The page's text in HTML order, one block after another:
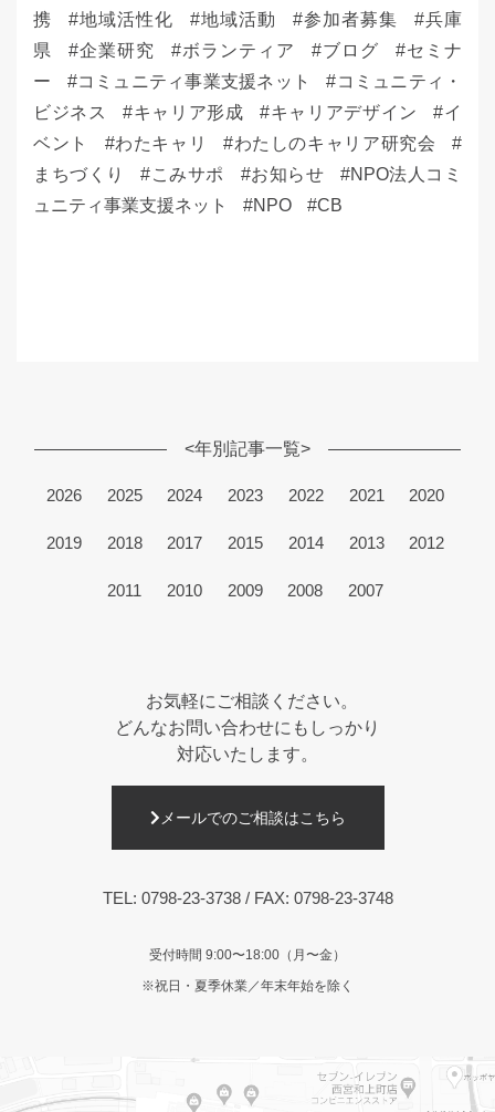
携
地域活性化 地域活動 参加者募集
兵庫
県
企業研究 ボランティア ブログ
セミナ
ー
コミュニティ事業支援ネット
コミュニティ・
ビジネス
キャリア形成 キャリアデザイン
イ
ベント
わたキャリ
わたしのキャリア研究会
まちづくり
こみサポ お知らせ
NPO法人コミ
ュニティ事業支援ネット
NPO CB
<年別記事一覧>
2026 2025 2024 2023 2022 2021 2020
2019 2018 2017 2015 2014 2013 2012
2011 2010 2009 2008 2007
お気軽にご相談ください。
どんなお問い合わせにもしっかり
対応いたします。
メールでのご相談はこちら
TEL: 0798-23-3738/ FAX: 0798-23-3748
受付時間 9:00〜18:00（月〜金）
※祝日・夏季休業／年末年始を除く